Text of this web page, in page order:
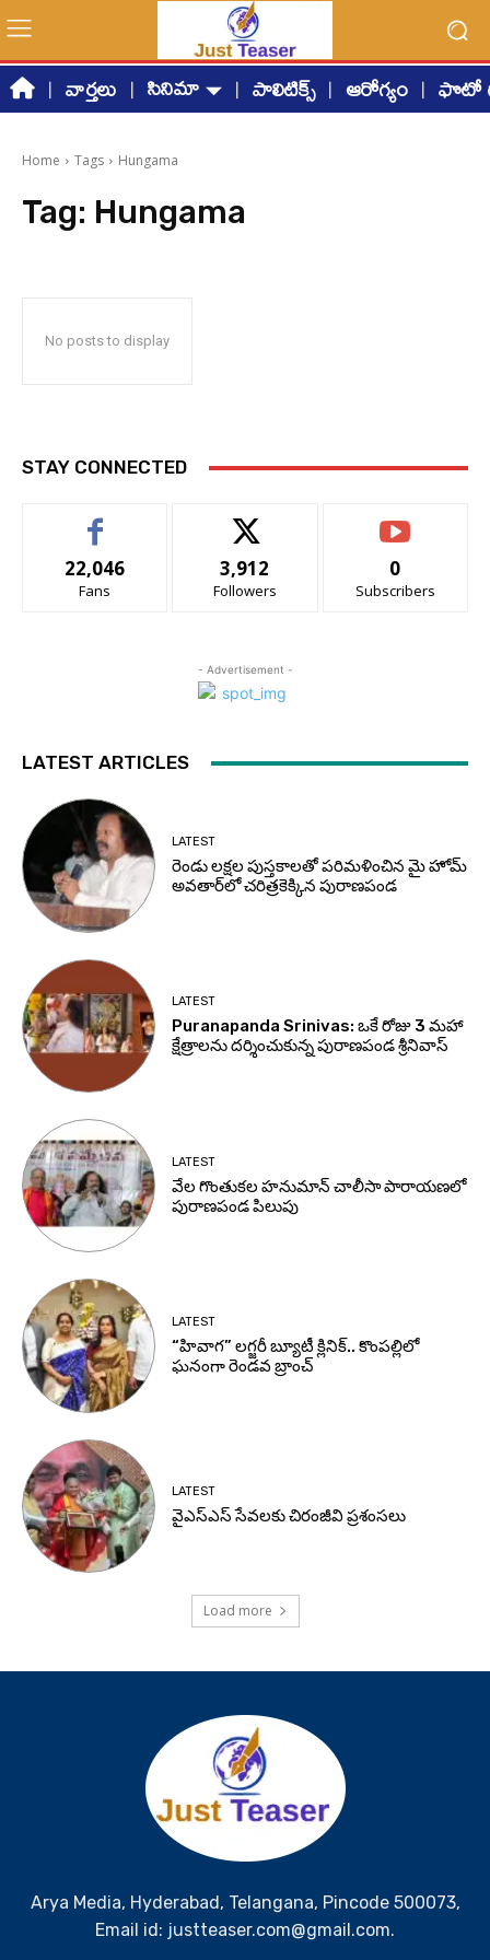
వార్తలు సినిమా పాలిటిక్స్ ఆరోగ్యం ఫొటో
Home Tags Hungama
Tag: Hungama
No posts to display
STAY CONNECTED
22,046
Fans
3,912
Followers
0
Subscribers
- Advertisement -
LATEST ARTICLES
LATEST
రెండు లక్షల పుస్తకాలతో పరిమళించిన మై హోమ్
అవతార్‌లో చరిత్రకెక్కిన పురాణపండ
LATEST
Puranapanda Srinivas: ఒకే రోజు 3 మహా
క్షేత్రాలను దర్శించుకున్న పురాణపండ శ్రీనివాస్
LATEST
వేల గొంతుకల హనుమాన్ చాలీసా పారాయణలో
పురాణపండ పిలుపు
LATEST
“హివాగ” లగ్జరీ బ్యూటీ క్లినిక్.. కొంపల్లిలో
ఘనంగా రెండవ బ్రాంచ్
LATEST
వైఎస్ఎస్ సేవలకు చిరంజీవి ప్రశంసలు
Load more
Arya Media, Hyderabad, Telangana, Pincode 500073,
Email id: justteaser.com@gmail.com.